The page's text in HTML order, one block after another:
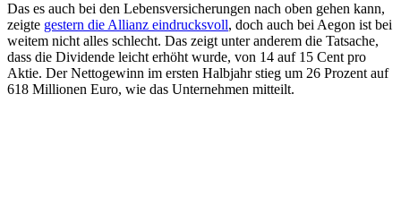
Das es auch bei den Lebensversicherungen nach oben gehen kann,
zeigte gestern die Allianz eindrucksvoll, doch auch bei Aegon ist bei
weitem nicht alles schlecht. Das zeigt unter anderem die Tatsache,
dass die Dividende leicht erhöht wurde, von 14 auf 15 Cent pro
Aktie. Der Nettogewinn im ersten Halbjahr stieg um 26 Prozent auf
618 Millionen Euro, wie das Unternehmen mitteilt.